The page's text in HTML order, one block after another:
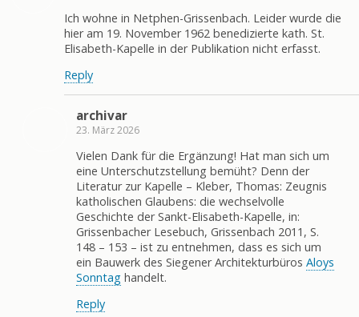
Ich wohne in Netphen-Grissenbach. Leider wurde die
hier am 19. November 1962 benedizierte kath. St.
Elisabeth-Kapelle in der Publikation nicht erfasst.
Reply
archivar
23. März 2026
Vielen Dank für die Ergänzung! Hat man sich um
eine Unterschutzstellung bemüht? Denn der
Literatur zur Kapelle – Kleber, Thomas: Zeugnis
katholischen Glaubens: die wechselvolle
Geschichte der Sankt-Elisabeth-Kapelle, in:
Grissenbacher Lesebuch, Grissenbach 2011, S.
148 – 153 – ist zu entnehmen, dass es sich um
ein Bauwerk des Siegener Architekturbüros Aloys
Sonntag handelt.
Reply